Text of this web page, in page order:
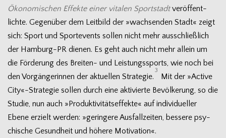
Öko­no­mi­schen Effekte einer vita­len Sport­stadtver­öf­fent­
lichte. Gegen­über dem Leit­bild der »wach­sen­den Stadt« zeigt
sich: Sport und Sport­events sol­len nicht mehr aus­schließ­lich
der Hamburg-PR die­nen. Es geht auch nicht mehr allein um
die För­de­rung des Breiten- und Leis­tungs­sports, wie noch bei
den Vor­gän­ge­rin­nen der aktu­el­len Stra­te­gie.
3
Mit der »Active
City«-Strategie sol­len durch eine akti­vierte Bevöl­ke­rung, so die
Stu­die, nun auch »Pro­duk­ti­vi­täts­ef­fekte« auf indi­vi­du­el­ler
Ebene erzielt wer­den: »gerin­gere Aus­fall­zei­ten, bes­sere psy­
chi­sche Gesund­heit und höhere Motivation«.